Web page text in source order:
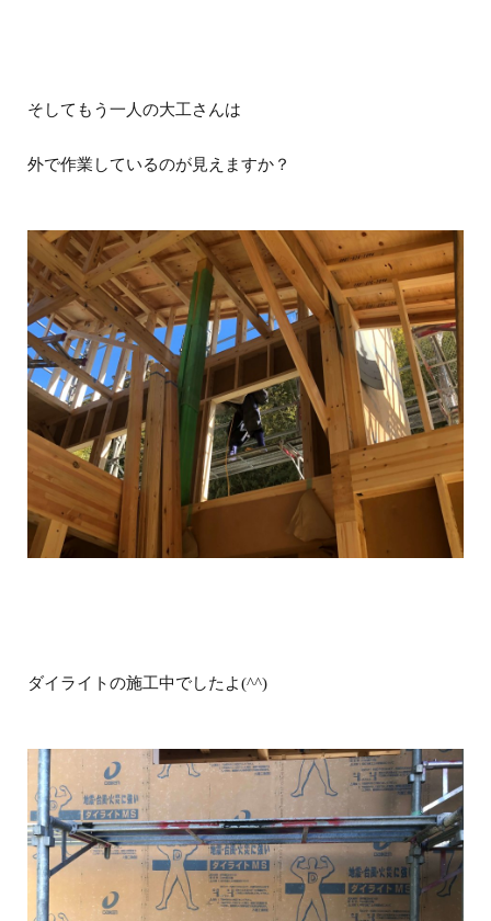
そしてもう一人の大工さんは
外で作業しているのが見えますか？
ダイライトの施工中でしたよ(^^)